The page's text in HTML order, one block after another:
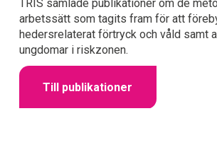
TRIS samlade publikationer om de
arbetssätt som tagits fram för att
hedersrelaterat förtryck och våld samt
ungdomar i riskzonen.
Till publikationer